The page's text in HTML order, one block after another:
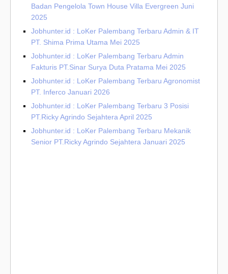
Badan Pengelola Town House Villa Evergreen Juni
2025
Jobhunter.id : LoKer Palembang Terbaru Admin & IT
PT. Shima Prima Utama Mei 2025
Jobhunter.id : LoKer Palembang Terbaru Admin
Fakturis PT.Sinar Surya Duta Pratama Mei 2025
Jobhunter.id : LoKer Palembang Terbaru Agronomist
PT. Inferco Januari 2026
Jobhunter.id : LoKer Palembang Terbaru 3 Posisi
PT.Ricky Agrindo Sejahtera April 2025
Jobhunter.id : LoKer Palembang Terbaru Mekanik
Senior PT.Ricky Agrindo Sejahtera Januari 2025